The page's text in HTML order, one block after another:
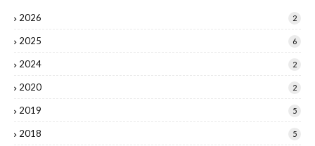
2026 2
2025 6
2024 2
2020 2
2019 5
2018 5